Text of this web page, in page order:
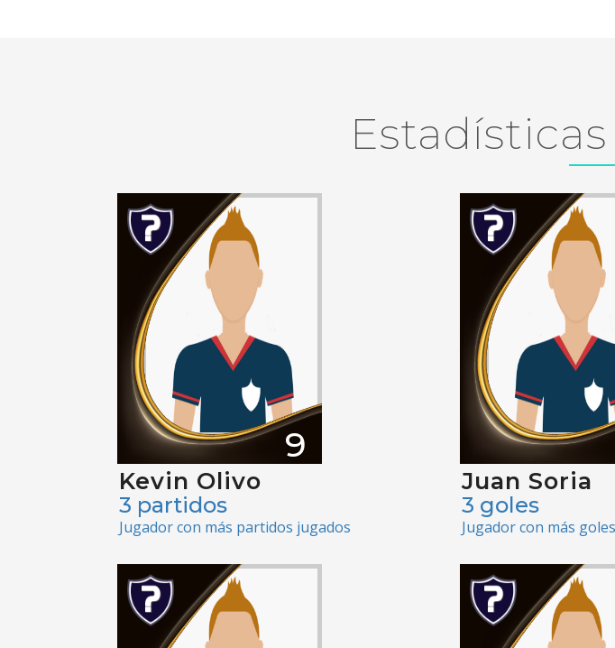
Estadísticas
9
Kevin Olivo
3 partidos
Jugador con más partidos jugados
Juan Soria
3 goles
Jugador con más